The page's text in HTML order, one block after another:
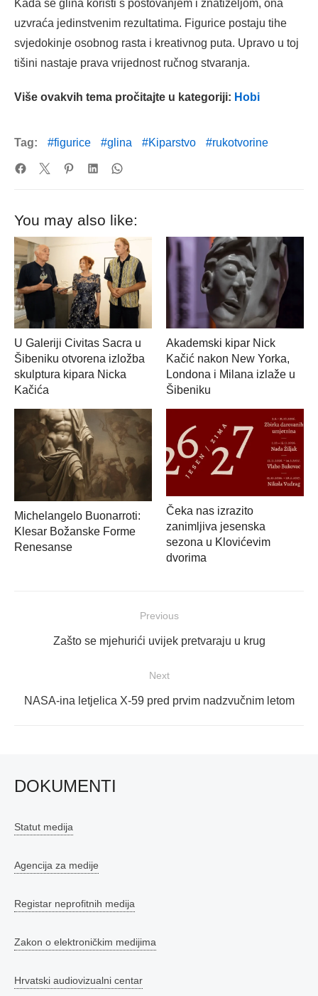
Kada se glina koristi s poštovanjem i znatiželjom, ona
uzvraća jedinstvenim rezultatima. Figurice postaju tihe
svjedokinje osobnog rasta i kreativnog puta. Upravo u toj
tišini nastaje prava vrijednost ručnog stvaranja.
Više ovakvih tema pročitajte u kategoriji: Hobi
Tag: figurice glina Kiparstvo rukotvorine
You may also like:
U Galeriji Civitas Sacra u
Šibeniku otvorena izložba
skulptura kipara Nicka
Kačića
Akademski kipar Nick
Kačić nakon New Yorka,
Londona i Milana izlaže u
Šibeniku
Michelangelo Buonarroti:
Klesar Božanske Forme
Renesanse
Čeka nas izrazito
zanimljiva jesenska
sezona u Klovićevim
dvorima
objava
Previous
Previous
Zašto se mjehurići uvijek pretvaraju u krug
Next
Next
NASA-ina letjelica X-59 pred prvim nadzvučnim letom
DOKUMENTI
Statut medija
Agencija za medije
Registar neprofitnih medija
Zakon o elektroničkim medijima
Hrvatski audiovizualni centar